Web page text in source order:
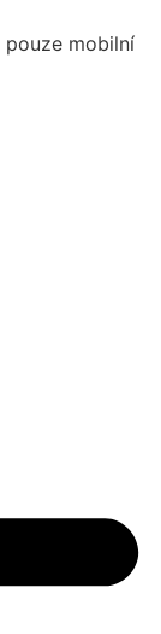
pouze mobilní